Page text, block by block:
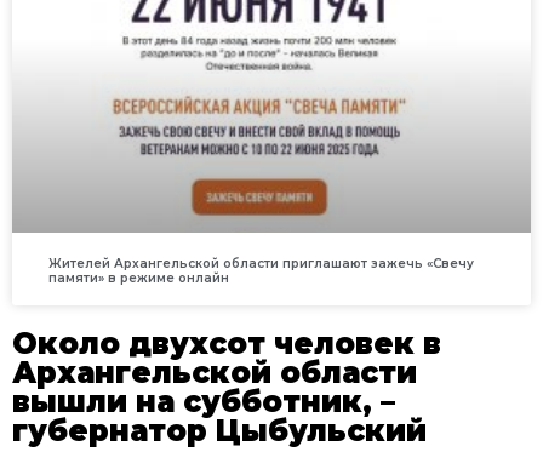
Жителей Архангельской области приглашают зажечь «Свечу
памяти» в режиме онлайн
Около двухсот человек в
Архангельской области
вышли на субботник, –
губернатор Цыбульский